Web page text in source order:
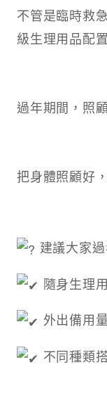
不管是臨時救
級生理用品配
過年期間，照
把身體照顧好
建議大家
隨身生理
外出備用量
不同種類